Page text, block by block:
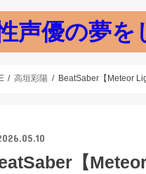
声優の夢を
高垣彩陽 BeatSaber【Meteor
【